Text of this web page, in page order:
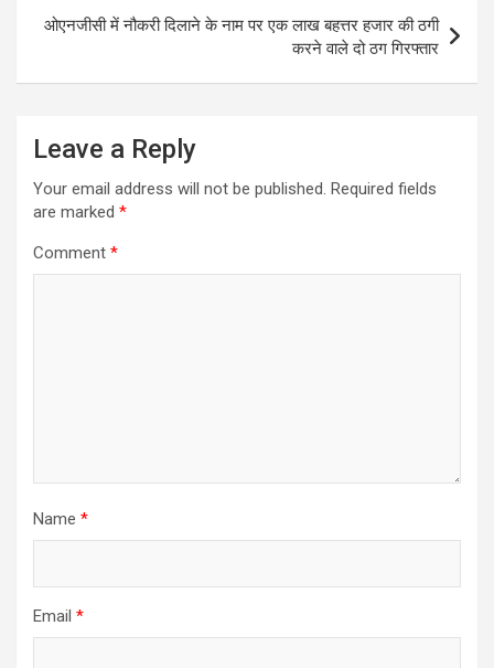
ओएनजीसी में नौकरी दिलाने के नाम पर एक लाख बहत्तर हजार की ठगी
करने वाले दो ठग गिरफ्तार
Leave a Reply
Your email address will not be published. Required fields
are marked *
Comment *
Name *
Email *